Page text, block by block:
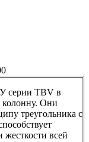
серии TBV в
колонну. Они
треугольника с
жесткости всей